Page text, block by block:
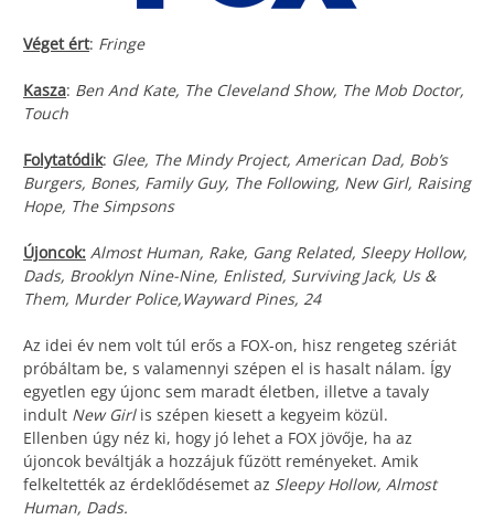
Véget ért: Fringe
Kasza: Ben And Kate, The Cleveland Show, The Mob Doctor,
Touch
Folytatódik: Glee, The Mindy Project, American Dad, Bob’s
Burgers, Bones, Family Guy, The Following, New Girl, Raising
Hope, The Simpsons
Újoncok: Almost Human, Rake, Gang Related, Sleepy Hollow,
Dads, Brooklyn Nine-Nine, Enlisted, Surviving Jack, Us &
Them, Murder Police,Wayward Pines, 24
Az idei év nem volt túl erős a FOX-on, hisz rengeteg szériát
próbáltam be, s valamennyi szépen el is hasalt nálam. Így
egyetlen egy újonc sem maradt életben, illetve a tavaly
indult New Girlis szépen kiesett a kegyeim közül.
Ellenben úgy néz ki, hogy jó lehet a FOX jövője, ha az
újoncok beváltják a hozzájuk fűzött reményeket. Amik
felkeltették az érdeklődésemet az Sleepy Hollow, Almost
Human, Dads.